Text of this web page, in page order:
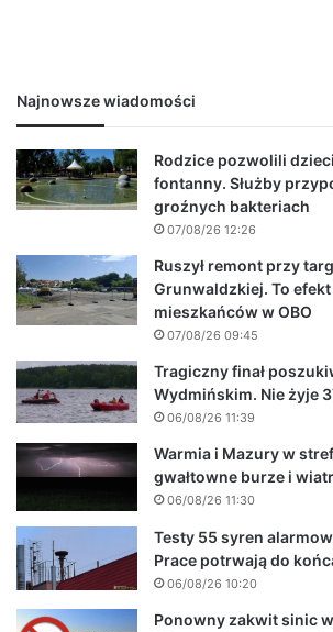
Najnowsze wiadomości
Rodzice pozwolili
fontanny. Służby
groźnych bakteriach
07/08/26 12:26
Ruszył remont przy
Grunwaldzkiej. To efekt
mieszkańców w OBO
07/08/26 09:45
Tragiczny finał
Wydmińskim. Nie żyje
06/08/26 11:39
Warmia i Mazury w
gwałtowne burze i
06/08/26 11:30
Testy 55 syren
Prace potrwają do
06/08/26 10:20
Ponowny zakwit sinic